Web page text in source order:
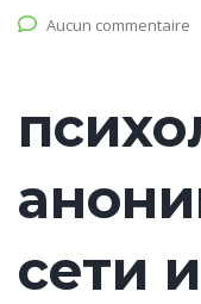
Aucun commentaire
сети